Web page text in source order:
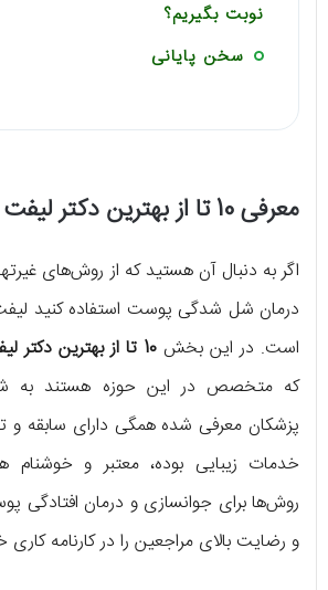
نوبت بگیریم؟
سخن پایانی
معرفی 10 تا از بهترین دکتر لیفت با نخ در تهران
اگر به دنبال آن هستید که از روش‌های
درمان شل شدگی پوست استفاده کنید
است. در این بخش 10 تا از بهترین دکتر لیفت با نخ در تهران
که متخصص در این حوزه هستند به
پزشکان معرفی شده همگی دارای سابقه و
خدمات زیبایی بوده، معتبر و خوشنام
روش‌ها برای جوانسازی و درمان افتادگی
و رضایت بالای مراجعین را در کارنامه کاری